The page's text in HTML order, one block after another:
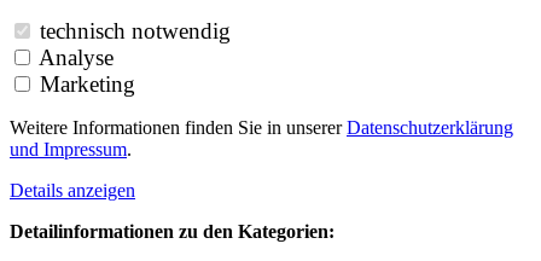
technisch notwendig
Analyse
Marketing
Weitere Informationen finden Sie in unsererDatenschutzerklärung
und Impressum.
Details anzeigen
Detailinformationen zu den Kategorien: